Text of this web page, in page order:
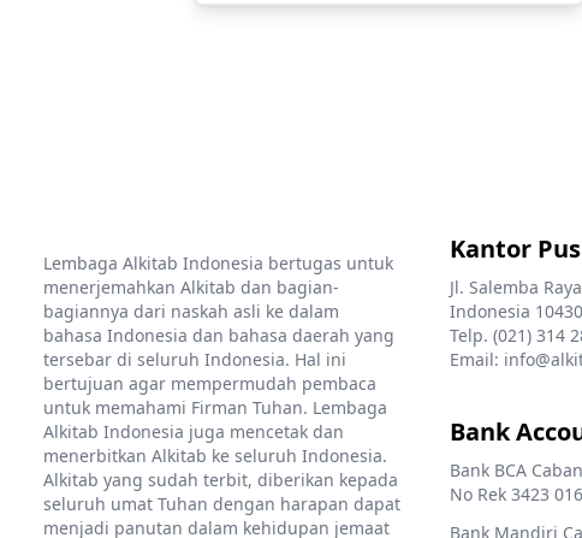
Lembaga Alkitab Indonesia bertugas untuk
menerjemahkan Alkitab dan bagian-
bagiannya dari naskah asli ke dalam
bahasa Indonesia dan bahasa daerah yang
tersebar di seluruh Indonesia. Hal ini
bertujuan agar mempermudah pembaca
untuk memahami Firman Tuhan. Lembaga
Alkitab Indonesia juga mencetak dan
menerbitkan Alkitab ke seluruh Indonesia.
Alkitab yang sudah terbit, diberikan kepada
seluruh umat Tuhan dengan harapan dapat
menjadi panutan dalam kehidupan jemaat
Kantor
Jl. Salemba
Indonesia 10430
Telp. (021) 314
Email:
Bank
Bank BCA
No Rek 3423
Bank Mandiri